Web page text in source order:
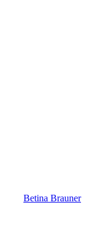
Betina Brauner